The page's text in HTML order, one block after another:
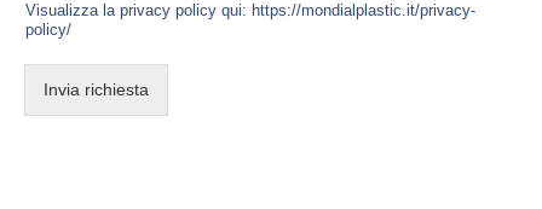
Visualizza la privacy policy qui: https://mondialplastic.it/privacy-
policy/
Invia richiesta